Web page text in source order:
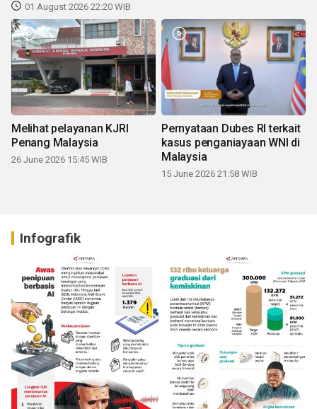
01 August 2026 22:20 WIB
Melihat pelayanan KJRI
Penang Malaysia
26 June 2026 15:45 WIB
Pernyataan Dubes RI terkait
kasus penganiayaan WNI di
Malaysia
15 June 2026 21:58 WIB
Infografik